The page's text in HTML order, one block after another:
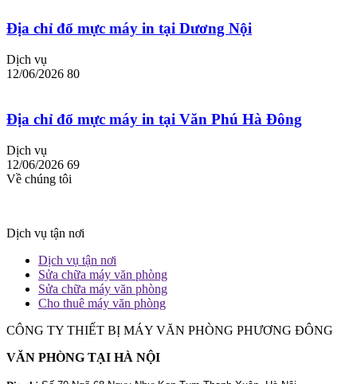
Địa chỉ đổ mực máy in tại Dương Nội
Dịch vụ
12/06/2026 80
Địa chỉ đổ mực máy in tại Văn Phú Hà Đông
Dịch vụ
12/06/2026 69
Về chúng tôi
Dịch vụ tận nơi
Dịch vụ tận nơi
Sửa chữa máy văn phòng
Sửa chữa máy văn phòng
Cho thuê máy văn phòng
CÔNG TY THIẾT BỊ MÁY VĂN PHÒNG PHƯƠNG ĐÔNG
VĂN PHÒNG TẠI HÀ NỘI